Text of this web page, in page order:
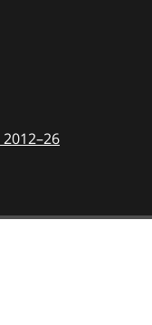
2012–26